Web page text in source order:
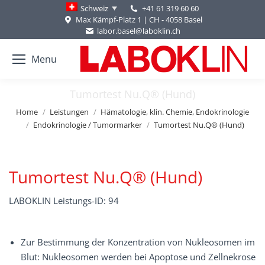
Schweiz
+41 61 319 60 60
Max Kämpf-Platz 1 | CH - 4058 Basel
labor.basel@laboklin.ch
Menu
Tumortest Nu.Q® (Hund)
You are here:
Home Leistungen
Hämatologie, klin. Chemie, Endokrinologie
Endokrinologie / Tumormarker
Tumortest Nu.Q® (Hund)
Tumortest Nu.Q® (Hund)
LABOKLIN Leistungs-ID: 94
Zur Bestimmung der Konzentration von Nukleosomen im
Blut: Nukleosomen werden bei Apoptose und Zellnekrose